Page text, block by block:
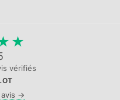
★
vérifiés
avis →